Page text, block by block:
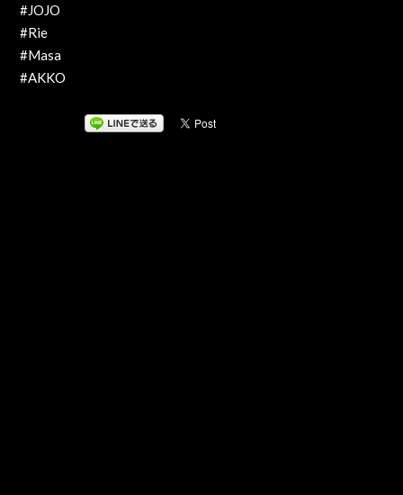
#JOJO
#Rie
#Masa
#AKKO